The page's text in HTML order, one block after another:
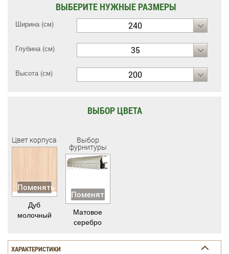
ВЫБЕРИТЕ НУЖНЫЕ РАЗМЕРЫ
Ширина (см) 240
Глубина (см) 35
Высота (см) 200
ВЫБОР ЦВЕТА
Цвет корпуса
Поменять
Дуб
молочный
Выбор
фурнитуры
Поменять
Матовое
серебро
ХАРАКТЕРИСТИКИ